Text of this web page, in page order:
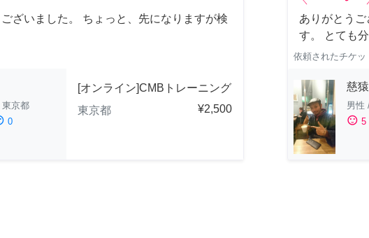
ざいました。 ちょっと、先になりますが検
東京都
0
[オンライン]CMBトレーニング
東京都
¥2,500
ありがとう
す。 とても
依頼されたチケッ
慈猿
男性
sentiment_satisfied 5